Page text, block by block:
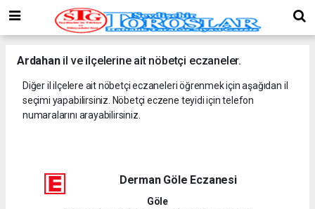
Ardahanil ve ilçelerine ait nöbetçi eczaneler.
Diğer il ilçelere ait nöbetçi eczaneleri öğrenmek için aşağıdan il
seçimi yapabilirsiniz. Nöbetçi eczene teyidi için telefon
numaralarını arayabilirsiniz.
Derman Göle Eczanesi
Göle